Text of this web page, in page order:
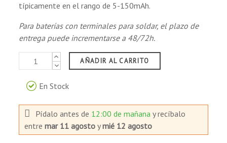
típicamente en el rango de 5-150mAh.
Para baterías con terminales para soldar, el plazo de
entrega puede incrementarse a 48/72h.
AÑADIR AL CARRITO
En Stock
Pídalo antes de 12:00 de mañanay recíbalo
entremar 11 agosto ymié 12 agosto